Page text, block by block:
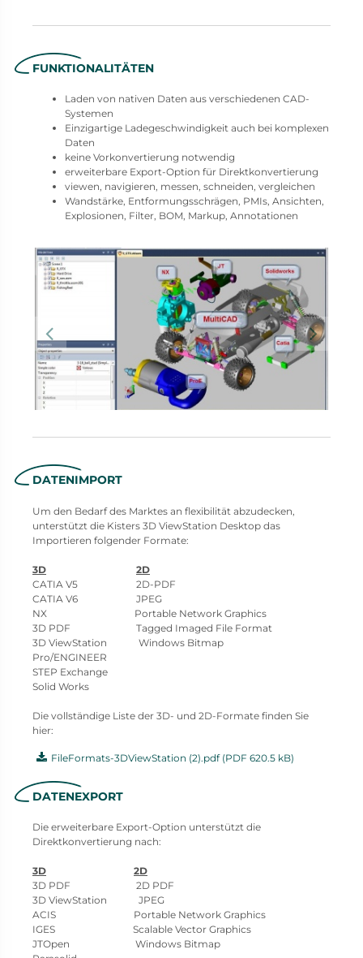
FUNKTIONALITÄTEN
Laden von nativen Daten aus verschiedenen CAD-
Systemen
Einzigartige Ladegeschwindigkeit auch bei komplexen
Daten
keine Vorkonvertierung notwendig
erweiterbare Export-Option für Direktkonvertierung
viewen, navigieren, messen, schneiden, vergleichen
Wandstärke, Entformungsschrägen, PMIs, Ansichten,
Explosionen, Filter, BOM, Markup, Annotationen
DATENIMPORT
Um den Bedarf des Marktes an flexibilität abzudecken,
unterstützt die Kisters 3D ViewStation Desktop das
Importieren folgender Formate:
3D
2D
CATIA V5 2D-PDF
CATIA V6 JPEG
NX Portable Network Graphics
3D PDF Tagged Imaged File Format
3D ViewStation Windows Bitmap
Pro/ENGINEER
STEP Exchange
Solid Works
Die vollständige Liste der 3D- und 2D-Formate finden Sie
hier:
FileFormats-3DViewStation (2).pdf (PDF 620.5 kB)
DATENEXPORT
Die erweiterbare Export-Option unterstützt die
Direktkonvertierung nach:
3D
2D
3D PDF 2D PDF
3D ViewStation JPEG
ACIS Portable Network Graphics
IGES Scalable Vector Graphics
JTOpen Windows Bitmap